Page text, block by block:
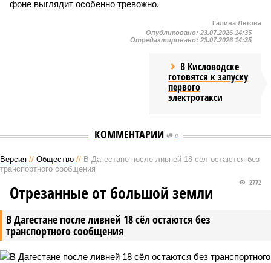
фоне выглядит особенно тревожно.
Галина Летова
Опубликовано: 23.07.2026 14:35
Отредактировано: 23.07.2026 14:35
В Кисловодске
готовятся к запуску
первого
электротакси
КОММЕНТАРИИ 0
Версия // Общество // В Дагестане после ливней 18 сёл остаются без
транспортного сообщения
В Дагестане после ливней 18 сёл остаются без
транспортного сообщения
2772
Отрезанные от большой земли